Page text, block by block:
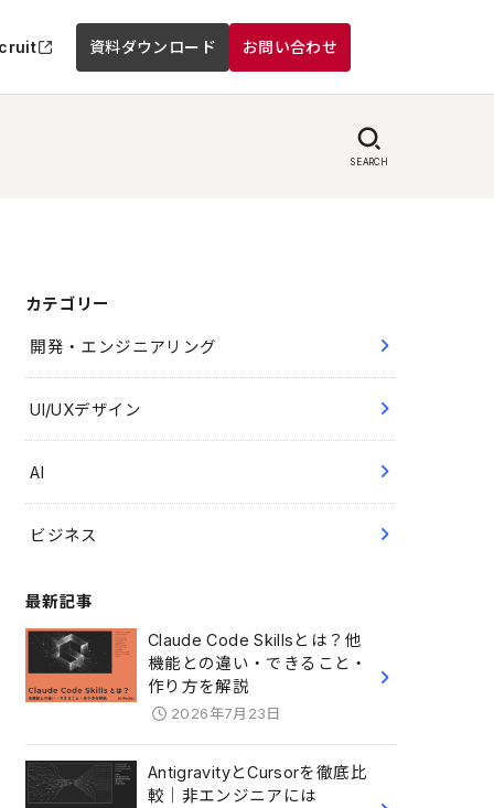
資料ダウンロード お問い合わせ
SEARCH
カテゴリー
開発・エンジニアリング
UI/UXデザイン
AI
ビジネス
最新記事
Claude Code Skillsとは？他
機能との違い・できること・
作り方を解説
2026年7月23日
AntigravityとCursorを徹底比
較｜非エンジニアには